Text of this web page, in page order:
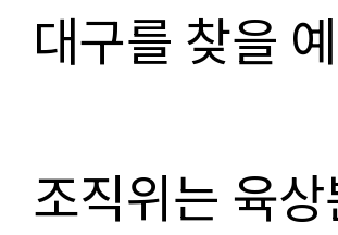
대구를 찾을
조직위는 육